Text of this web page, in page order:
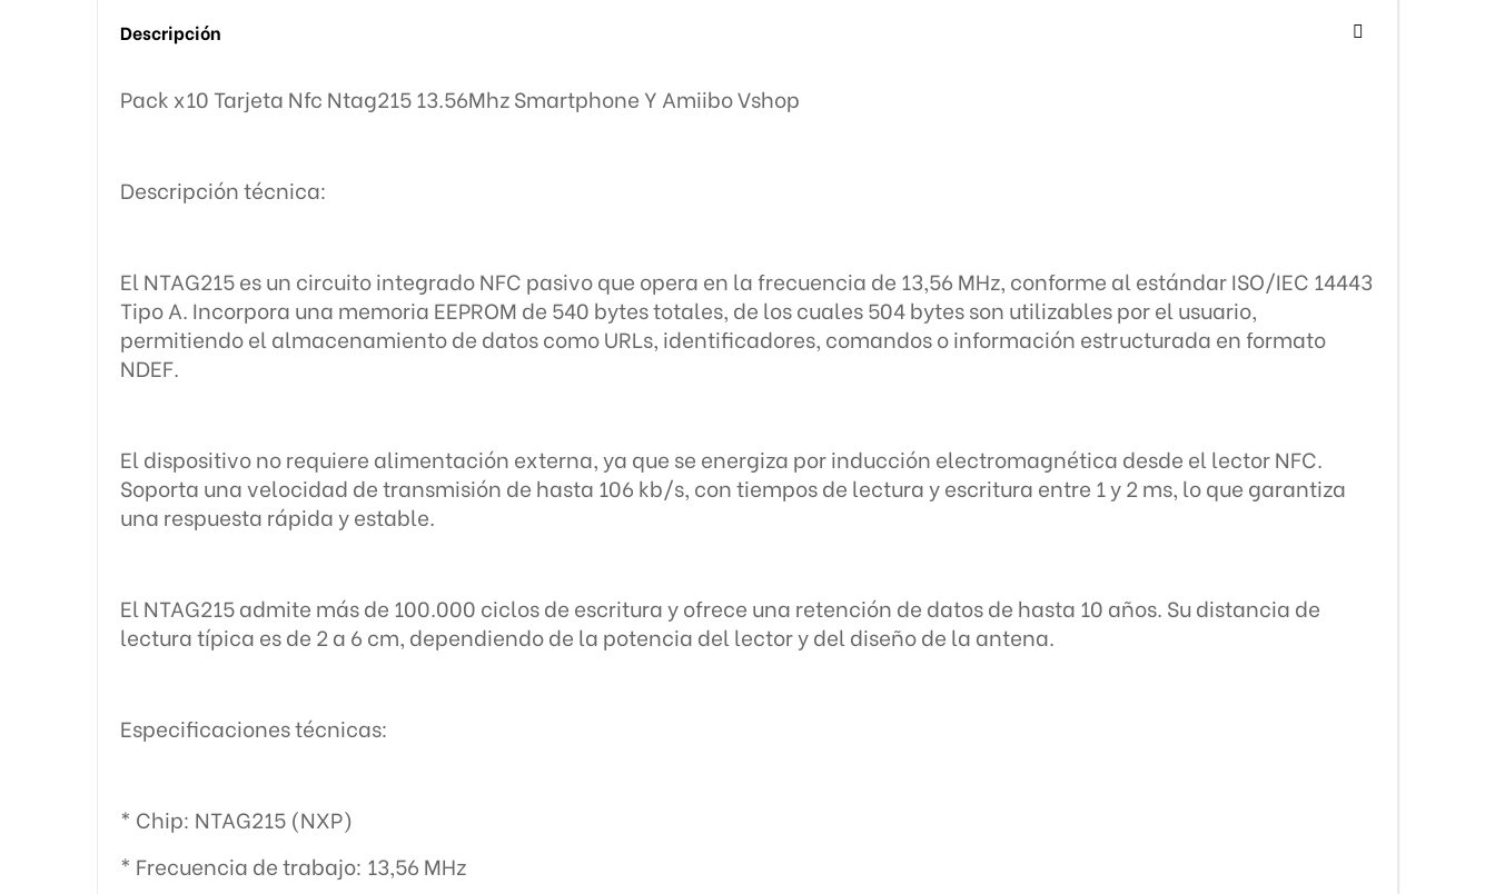
Descripción
Pack x10 Tarjeta Nfc Ntag215 13.56Mhz Smartphone Y Amiibo Vshop
Descripción técnica:
El NTAG215 es un circuito integrado NFC pasivo que opera en la frecuencia de 13,56 MHz, conforme al estándar ISO/IEC 14443
Tipo A. Incorpora una memoria EEPROM de 540 bytes totales, de los cuales 504 bytes son utilizables por el usuario,
permitiendo el almacenamiento de datos como URLs, identificadores, comandos o información estructurada en formato
NDEF.
El dispositivo no requiere alimentación externa, ya que se energiza por inducción electromagnética desde el lector NFC.
Soporta una velocidad de transmisión de hasta 106 kb/s, con tiempos de lectura y escritura entre 1 y 2 ms, lo que garantiza
una respuesta rápida y estable.
El NTAG215 admite más de 100.000 ciclos de escritura y ofrece una retención de datos de hasta 10 años. Su distancia de
lectura típica es de 2 a 6 cm, dependiendo de la potencia del lector y del diseño de la antena.
Especificaciones técnicas:
* Chip: NTAG215 (NXP)
* Frecuencia de trabajo: 13,56 MHz